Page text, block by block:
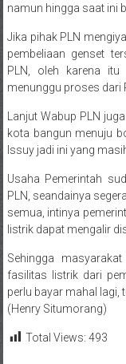
namun hingga saat ini
Jika pihak PLN
pembeliaan genset
PLN, oleh karena
menunggu proses dari
Lanjut Wabup PLN
kota bangun menuju
Issuy jadi ini yang
Usaha Pemerintah
PLN, seandainya
semua, intinya
listrik dapat mengalir
Sehingga
fasilitas listrik dari
perlu bayar mahal lagi,
(Henry Situmorang)
Total Views: 493